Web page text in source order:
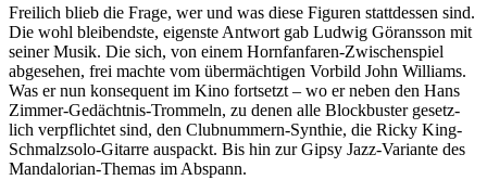
Freilich blieb die Frage, wer und was diese Figuren statt­dessen sind.
Die wohl blei­bendste, eigenste Antwort gab Ludwig Göransson mit
seiner Musik. Die sich, von einem Horn­fan­faren-Zwischen­spiel
abgesehen, frei machte vom über­mäch­tigen Vorbild John Williams.
Was er nun konse­quent im Kino fortsetzt – wo er neben den Hans
Zimmer-Gedächtnis-Trommeln, zu denen alle Block­buster gesetz­
lich verpflichtet sind, den Club­num­mern-Synthie, die Ricky King-
Schmalz­solo-Gitarre auspackt. Bis hin zur Gipsy Jazz-Variante des
Mandalo­rian-Themas im Abspann.